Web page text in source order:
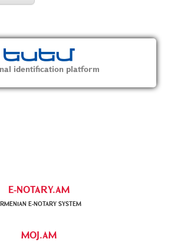
identification platform
E-NOTARY.AM
Е-NOTARY SYSTEM
MOJ.AM